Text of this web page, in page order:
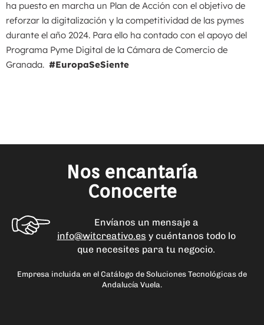
ha puesto en marcha un Plan de Acción con el objetivo de
reforzar la digitalización y la competitividad de las pymes
durante el año 2024. Para ello ha contado con el apoyo del
Programa Pyme Digital de la Cámara de Comercio de
Granada. #EuropaSeSiente
Nos encantaría
Conocerte
Envíanos un mensaje a
info@witcreativo.es y cuéntanos todo lo
que necesites para tu negocio.
Empresa incluida en el Catálogo de Soluciones Tecnológicas de
Andalucía Vuela.